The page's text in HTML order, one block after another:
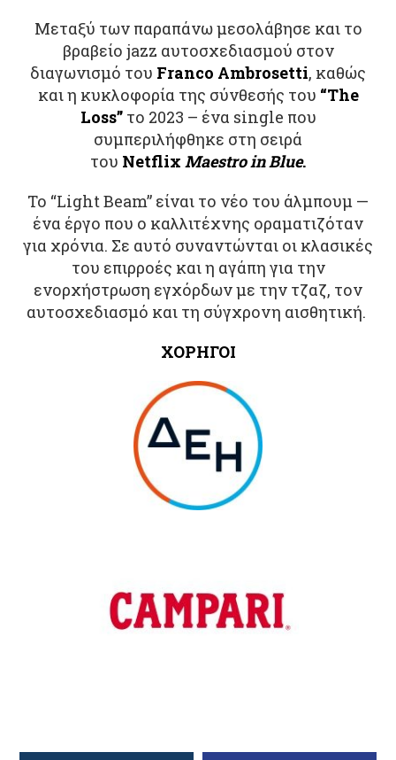
Μεταξύ των παραπάνω μεσολάβησε και το
βραβείο jazz αυτοσχεδιασμού στον
διαγωνισμό του Franco Ambrosetti, καθώς
και η κυκλοφορία της σύνθεσής του “The
Loss” το 2023 – ένα single που
συμπεριλήφθηκε στη σειρά
του Netflix Maestro in Blue.
Το “Light Beam” είναι το νέο του άλμπουμ —
ένα έργο που ο καλλιτέχνης οραματιζόταν
για χρόνια. Σε αυτό συναντώνται οι κλασικές
του επιρροές και η αγάπη για την
ενορχήστρωση εγχόρδων με την τζαζ, τον
αυτοσχεδιασμό και τη σύγχρονη αισθητική.
ΧΟΡΗΓΟΙ